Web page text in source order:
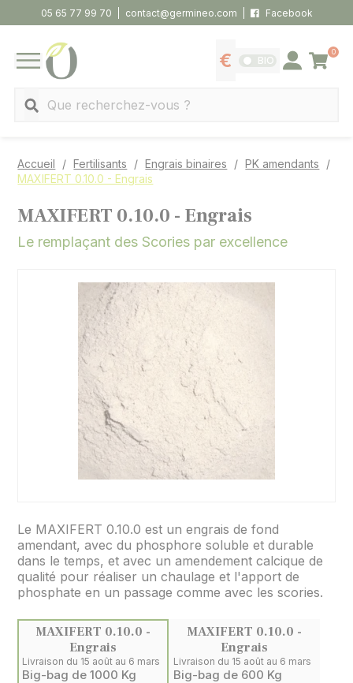
05 65 77 99 70 contact@germineo.com Facebook
MENU
Afficher les tarifs
BIO Se connecter
0
Panier
Accueil Fertilisants Engrais binaires
PK amendants
MAXIFERT 0.10.0 - Engrais
MAXIFERT 0.10.0 - Engrais
Le remplaçant des Scories par excellence
Le MAXIFERT 0.10.0 est un engrais de fond
amendant, avec du phosphore soluble et durable
dans le temps, et avec un amendement calcique de
qualité pour réaliser un chaulage et l'apport de
phosphate en un passage comme avec les scories.
MAXIFERT 0.10.0 -
Engrais
Livraison du 15 août au 6 mars
Big-bag de 1000 Kg
MAXIFERT 0.10.0 -
Engrais
Livraison du 15 août au 6 mars
Big-bag de 600 Kg
Panneau de gestion des cookies